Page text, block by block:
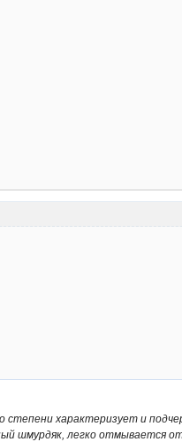
степени характеризует и
шмурдяк, легко отмывается от